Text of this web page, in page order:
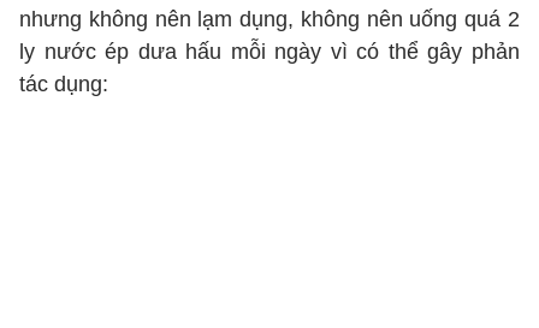
nhưng không nên lạm dụng, không nên uống quá 2
ly nước ép dưa hấu mỗi ngày vì có thể gây phản
tác dụng: